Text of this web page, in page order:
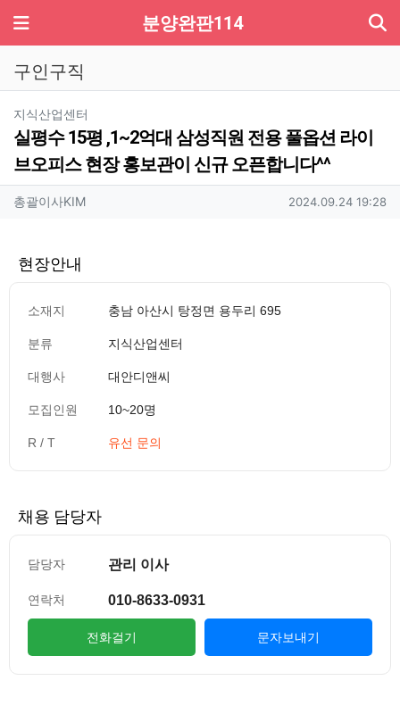
메뉴 분양완판114
구인구직
지식산업센터
실평수 15평 ,1~2억대 삼성직원 전용 풀옵션 라이
브오피스 현장 홍보관이 신규 오픈합니다^^
작성자 정보
총괄이사KIM작성 작성일
2024.09.24 19:28
현장안내
소재지 충남 아산시 탕정면 용두리 695
분류 지식산업센터
대행사 대안디앤씨
모집인원 10~20명
R / T 유선 문의
채용 담당자
담당자 관리 이사
연락처 010-8633-0931
전화걸기 문자보내기